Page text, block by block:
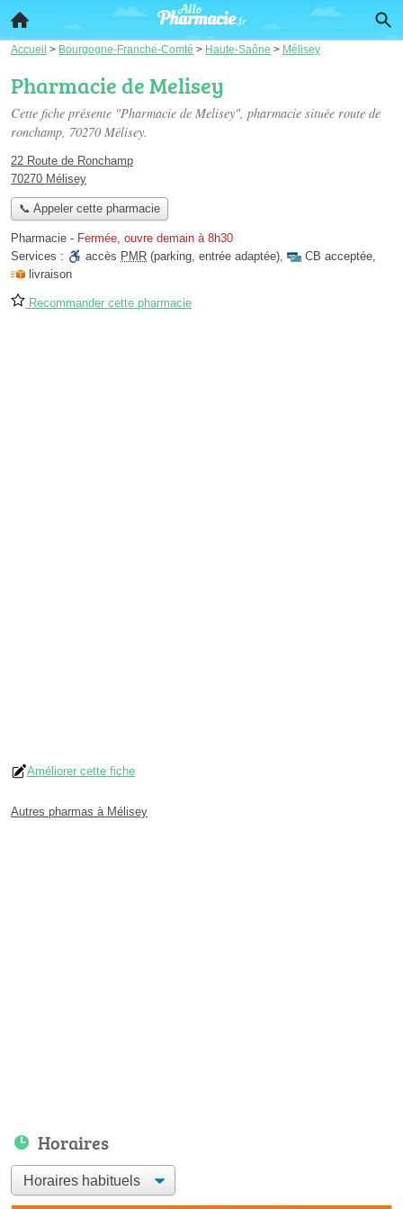
Accueil > Bourgogne-Franche-Comté > Haute-Saône > Mélisey
Pharmacie de Melisey
Cette fiche présente "Pharmacie de Melisey", pharmacie située route de
ronchamp, 70270 Mélisey.
22 Route de Ronchamp
70270 Mélisey
📞 Appeler cette pharmacie
Pharmacie - Fermée, ouvre demain à 8h30
Services :
accès PMR (parking, entrée adaptée), CB acceptée,
livraison
Recommander cette pharmacie
Améliorer cette fiche
Autres pharmas à Mélisey
Horaires